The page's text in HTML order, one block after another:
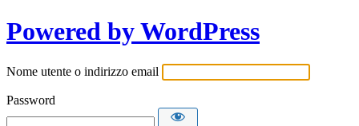
Powered by WordPress
Nome utente o indirizzo email
Password